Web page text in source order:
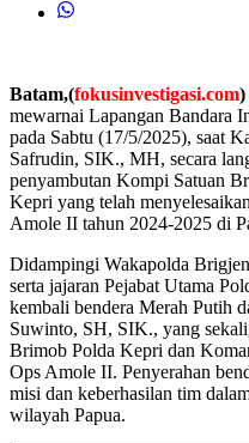
Batam,(fokusinvestigasi.com)
mewarnai Lapangan Bandara
pada Sabtu (17/5/2025), saat
Safrudin, SIK., MH, secara
penyambutan Kompi Satuan
Kepri yang telah
Amole II tahun 2024-2025 di
Didampingi Wakapolda
serta jajaran Pejabat Utama
kembali bendera Merah Putih
Suwinto, SH, SIK., yang
Brimob Polda Kepri dan
Ops Amole II. Penyerahan
misi dan keberhasilan tim
wilayah Papua.